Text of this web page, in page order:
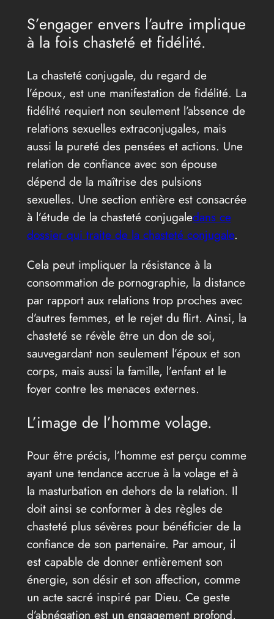
S’engager envers l’autre implique
à la fois chasteté et fidélité.
La chasteté conjugale, du regard de
l’époux, est une manifestation de fidélité. La
fidélité requiert non seulement l’absence de
relations sexuelles extraconjugales, mais
aussi la pureté des pensées et actions. Une
relation de confiance avec son épouse
dépend de la maîtrise des pulsions
sexuelles. Une section entière est consacrée
à l’étude de la chasteté conjugaledans ce
dossier qui traite de la chasteté conjugale.
Cela peut impliquer la résistance à la
consommation de pornographie, la distance
par rapport aux relations trop proches avec
d’autres femmes, et le rejet du flirt. Ainsi, la
chasteté se révèle être un don de soi,
sauvegardant non seulement l’époux et son
corps, mais aussi la famille, l’enfant et le
foyer contre les menaces externes.
L’image de l’homme volage.
Pour être précis, l’homme est perçu comme
ayant une tendance accrue à la volage et à
la masturbation en dehors de la relation. Il
doit ainsi se conformer à des règles de
chasteté plus sévères pour bénéficier de la
confiance de son partenaire. Par amour, il
est capable de donner entièrement son
énergie, son désir et son affection, comme
un acte sacré inspiré par Dieu. Ce geste
d’abnégation est un engagement profond,